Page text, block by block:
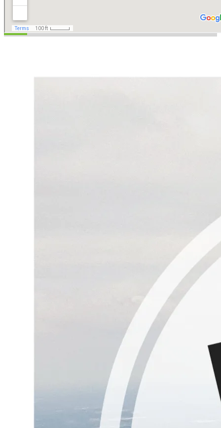
Kontakt
So schmeckt es doch gleich viel besser...